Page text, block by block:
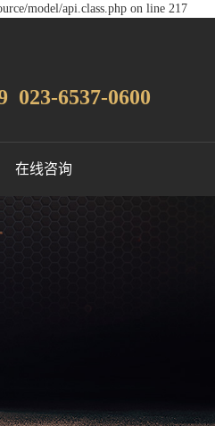
model/api.class.php on line 217
023-6537-0600
在线咨询